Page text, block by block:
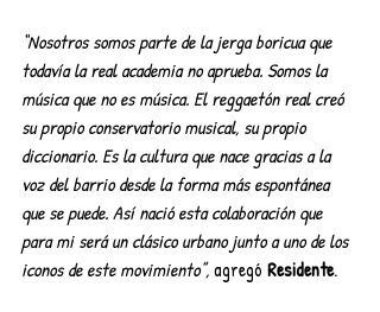
“Nosotros somos parte de la jerga boricua que
todavía la real academia no aprueba. Somos la
música que no es música. El reggaetón real creó
su propio conservatorio musical, su propio
diccionario. Es la cultura que nace gracias a la
voz del barrio desde la forma más espontánea
que se puede. Así nació esta colaboración que
para mi será un clásico urbano junto a uno de los
iconos de este movimiento”, agregó Residente.